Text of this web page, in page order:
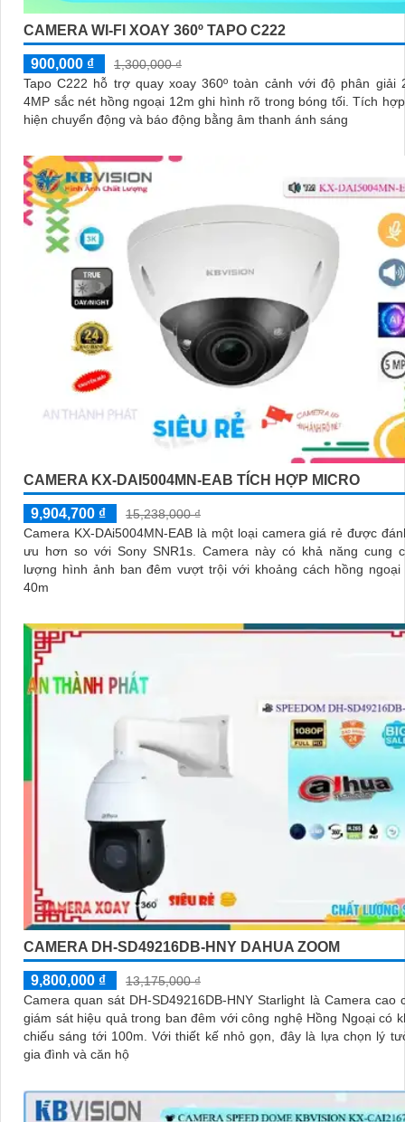
CAMERA WI-FI XOAY 360º TAPO C222
900,000 ₫
1,300,000 ₫
Tapo C222 hỗ trợ quay xoay 360º toàn cảnh với độ phân giải
4MP sắc nét hồng ngoại 12m ghi hình rõ trong bóng tối. Tích hợp AI phát
hiện chuyển động và báo động bằng âm thanh ánh sáng
CAMERA KX-DAI5004MN-EAB TÍCH HỢP MICRO
9,904,700 ₫
15,238,000 ₫
Camera KX-DAi5004MN-EAB là một loại camera giá rẻ được
ưu hơn so với Sony SNR1s. Camera này có khả năng cung cấp chất
lượng hình ảnh ban đêm vượt trội với khoảng cách hồng ngoại
40m
CAMERA DH-SD49216DB-HNY DAHUA ZOOM
9,800,000 ₫
13,175,000 ₫
Camera quan sát DH-SD49216DB-HNY Starlight là Camera cao
giám sát hiệu quả trong ban đêm với công nghệ Hồng Ngoại có
chiếu sáng tới 100m. Với thiết kế nhỏ gọn, đây là lựa chọn lý tưởng cho
gia đình và căn hộ